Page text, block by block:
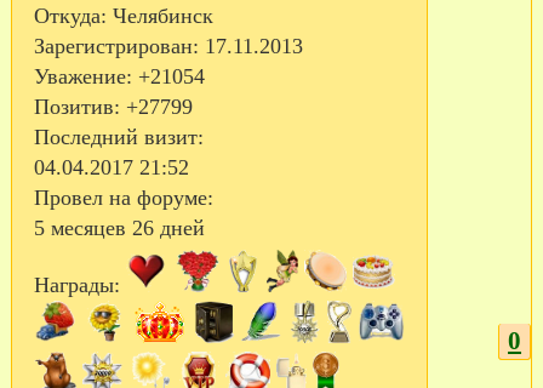
Откуда: Челябинск
Зарегистрирован: 17.11.2013
Уважение: +21054
Позитив: +27799
Последний визит:
04.04.2017 21:52
Провел на форуме:
5 месяцев 26 дней
Награды:
0